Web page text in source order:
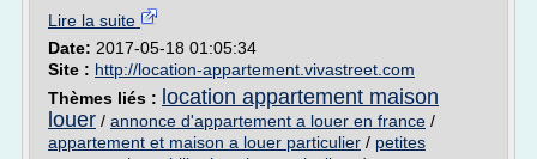
Lire la suite
Date: 2017-05-18 01:05:34
Site : http://location-appartement.vivastreet.com
Thèmes liés : location appartement maison
louer / annonce d'appartement a louer en france /
appartement et maison a louer particulier / petites